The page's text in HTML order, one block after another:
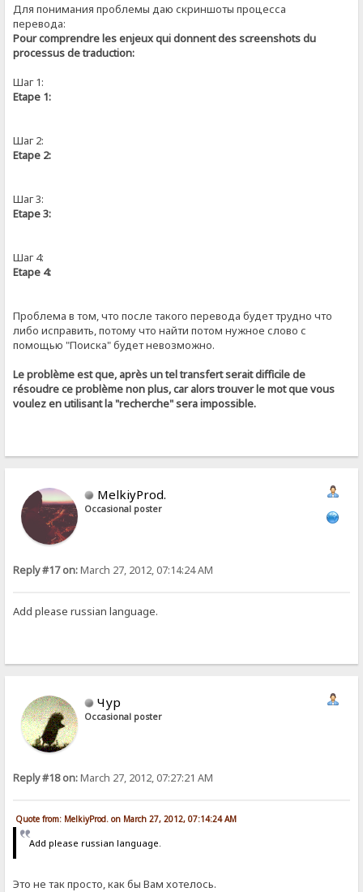
Для понимания проблемы даю скриншоты процесса
перевода:
Pour comprendre les enjeux qui donnent des screenshots du
processus de traduction:
Шаг 1:
Etape 1:
Шаг 2:
Etape 2:
Шаг 3:
Etape 3:
Шаг 4:
Etape 4:
Проблема в том, что после такого перевода будет трудно что
либо исправить, потому что найти потом нужное слово с
помощью "Поиска" будет невозможно.
Le problème est que, après un tel transfert serait difficile de
résoudre ce problème non plus, car alors trouver le mot que vous
voulez en utilisant la "recherche" sera impossible.
MelkiyProd.
Occasional poster
Reply #17 on:March 27, 2012, 07:14:24 AM
Add please russian language.
Чур
Occasional poster
Reply #18 on:March 27, 2012, 07:27:21 AM
Quote from: MelkiyProd. on March 27, 2012, 07:14:24 AM
Add please russian language.
Это не так просто, как бы Вам хотелось.